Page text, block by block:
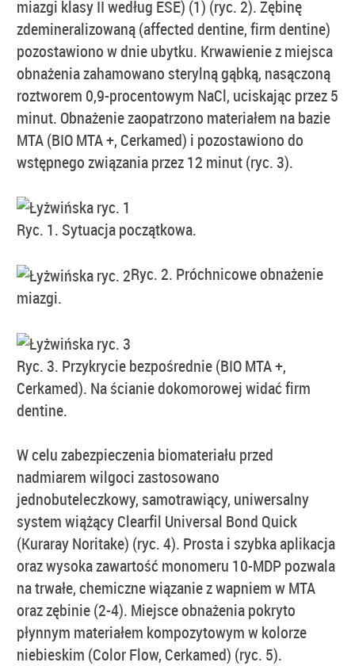
miazgi klasy II według ESE) (1) (ryc. 2). Zębinę
zdemineralizowaną (affected dentine, firm dentine)
pozostawiono w dnie ubytku. Krwawienie z miejsca
obnażenia zahamowano sterylną gąbką, nasączoną
roztworem 0,9-procentowym NaCl, uciskając przez 5
minut. Obnażenie zaopatrzono materiałem na bazie
MTA (BIO MTA +, Cerkamed) i pozostawiono do
wstępnego związania przez 12 minut (ryc. 3).
Ryc. 1. Sytuacja początkowa.
Ryc. 2. Próchnicowe obnażenie
miazgi.
Ryc. 3. Przykrycie bezpośrednie (BIO MTA +,
Cerkamed). Na ścianie dokomorowej widać firm
dentine.
W celu zabezpieczenia biomateriału przed
nadmiarem wilgoci zastosowano
jednobuteleczkowy, samotrawiący, uniwersalny
system wiążący Clearfil Universal Bond Quick
(Kuraray Noritake) (ryc. 4). Prosta i szybka aplikacja
oraz wysoka zawartość monomeru 10-MDP pozwala
na trwałe, chemiczne wiązanie z wapniem w MTA
oraz zębinie (2-4). Miejsce obnażenia pokryto
płynnym materiałem kompozytowym w kolorze
niebieskim (Color Flow, Cerkamed) (ryc. 5).